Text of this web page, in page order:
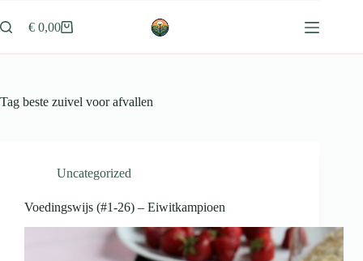
naar
de
Winkelwagen
€ 0,00
Tag beste zuivel voor afvallen
Uncategorized
Voedingswijs (#1-26) – Eiwitkampioen